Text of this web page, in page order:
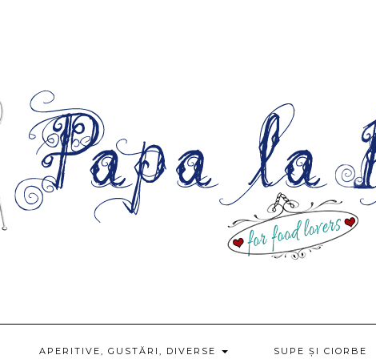
APERITIVE, GUSTĂRI, DIVERSE SUPE ȘI CIORBE